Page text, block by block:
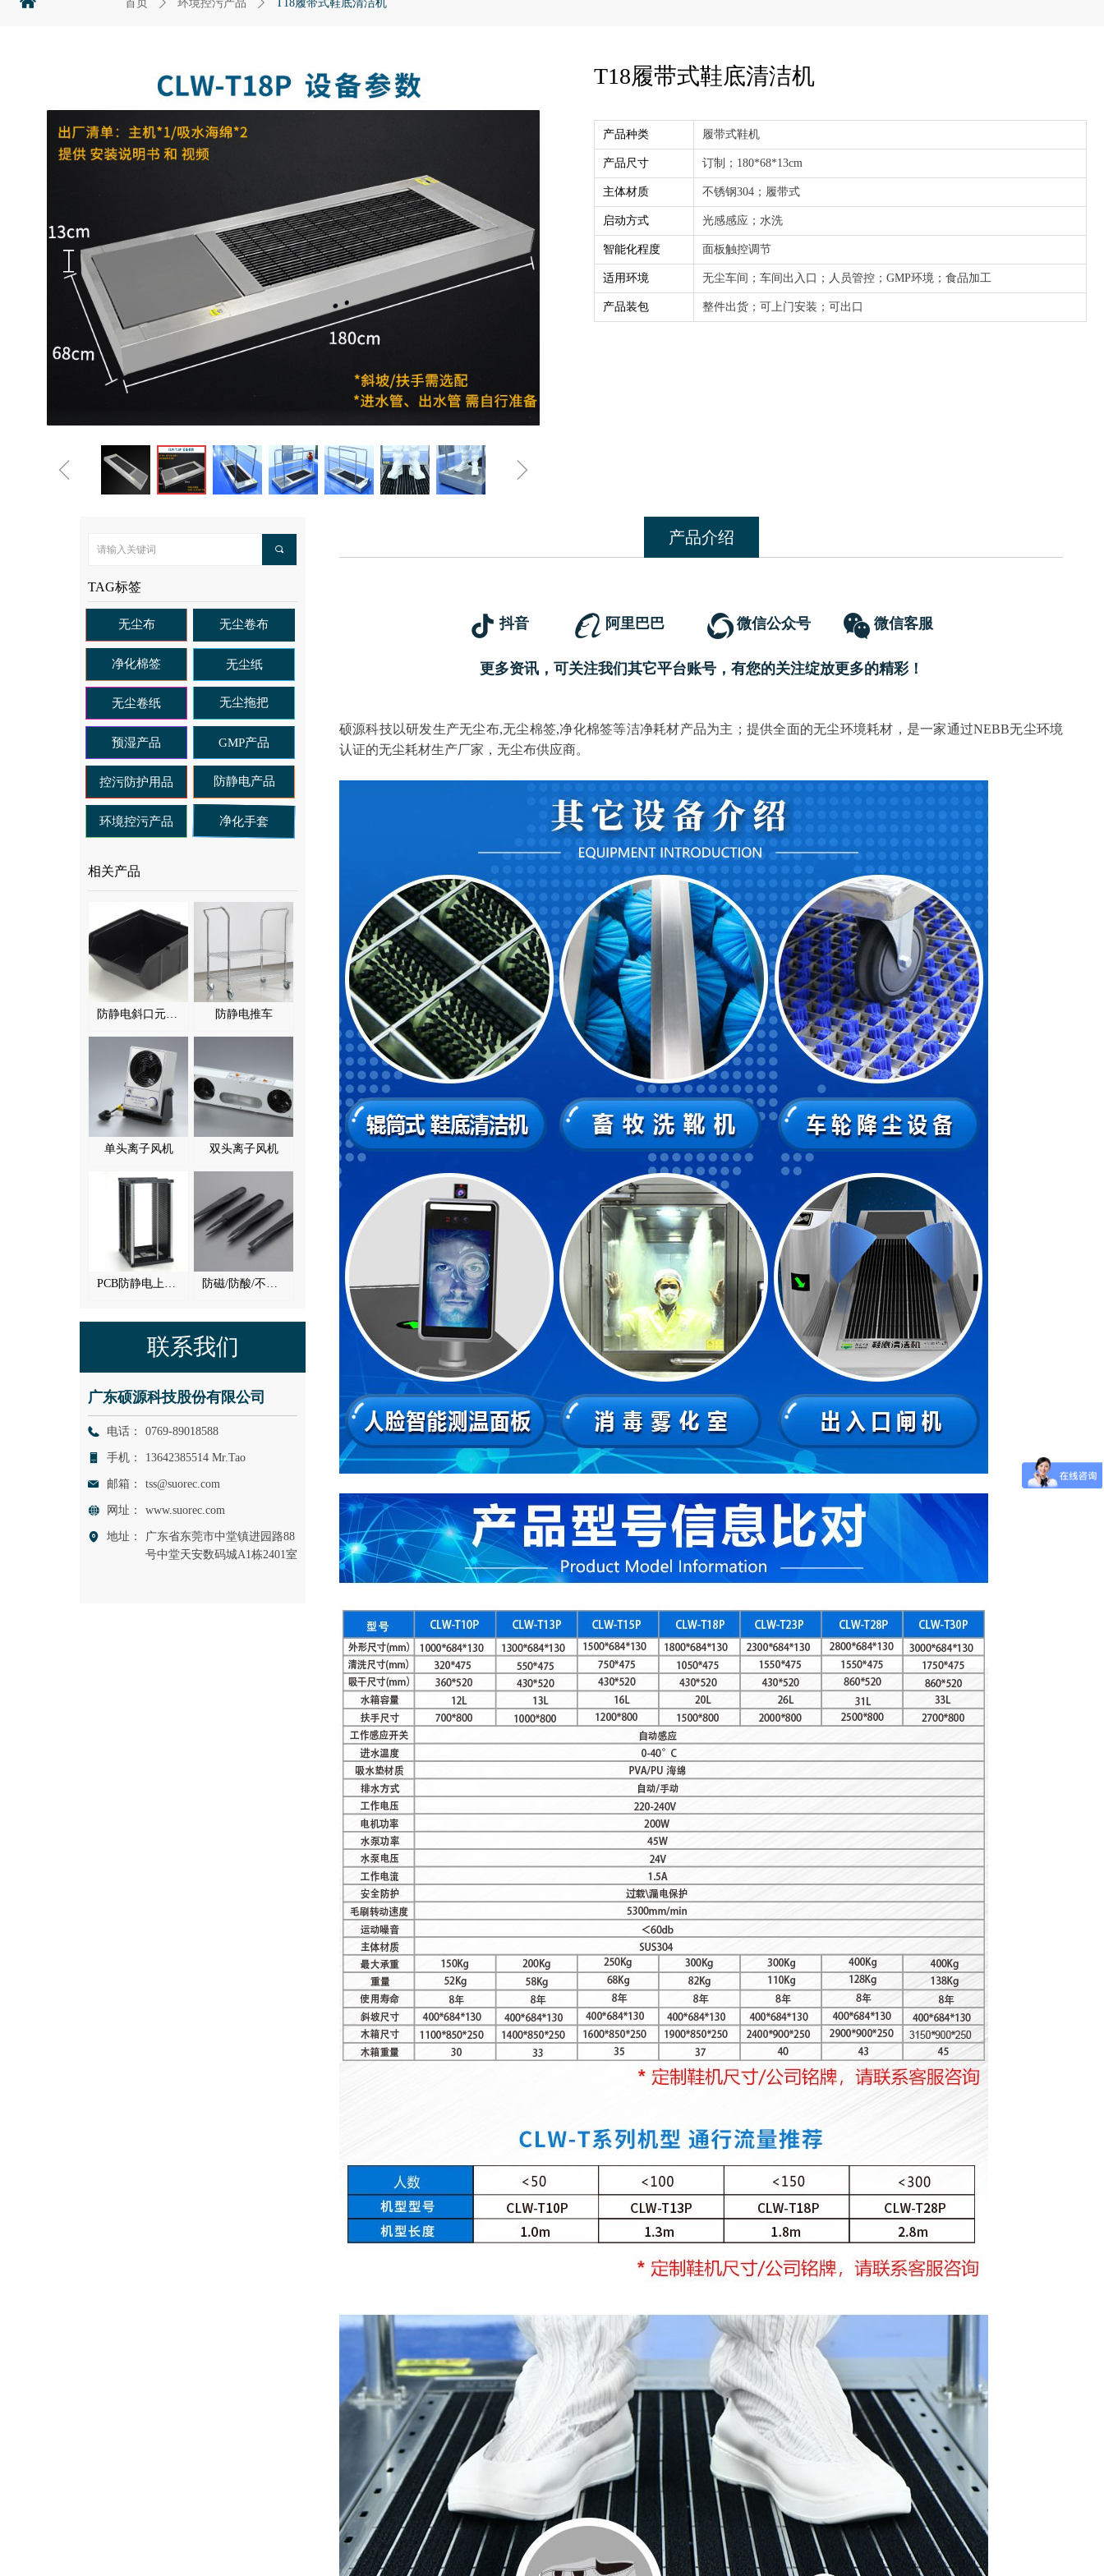
T18履带式鞋底清洁机
ꁆ ꁇ
产品种类 履带式鞋机
产品尺寸 订制；180*68*13cm
主体材质 不锈钢304；履带式
启动方式 光感感应；水洗
智能化程度 面板触控调节
适用环境 无尘车间；车间出入口；人员管控；GMP环境；食品加工
产品装包 整件出货；可上门安装；可出口
抖音 阿里巴巴 微信公众号 微信客服
更多资讯，可关注我们其它平台账号，有您的关注绽放更多的精彩！
硕源科技以研发生产无尘布,无尘棉签,净化棉签等洁净耗材产品为主；提供全面的无尘环境耗材，是一家通过NEBB无尘环境
认证的无尘耗材生产厂家，无尘布供应商。
产品介绍
끠
TAG标签
无尘布 无尘卷布
净化棉签 无尘纸
无尘拖把
预湿产品 GMP产品
控污防护用品 防静电产品
环境控污产品 净化手套
无尘卷纸
相关产品
防静电斜口元件盒 防静电推车
单头离子风机 双头离子风机
PCB防静电上下料架 防磁/防酸/不锈钢镊子
联系我们
广东硕源科技股份有限公司
电话： 0769-89018588
手机： 13642385514 Mr.Tao
邮箱： tss@suorec.com
网址： www.suorec.com
地址：
广东省东莞市中堂镇进园路88
号中堂天安数码城A1栋2401室
首页 ꄲ 环境控污产品 ꄲ T18履带式鞋底清洁机